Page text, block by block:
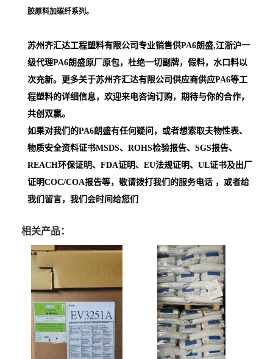
胶原料加碳纤系列。
苏州齐汇达工程塑料有限公司专业销售供PA6朗盛,江浙沪一
级代理PA6朗盛原厂原包，杜绝一切副牌，假料，水口料以
次充新。更多关于苏州齐汇达有限公司供应商供应PA6等工
程塑料的详细信息，欢迎来电咨询订购，期待与你的合作，
共创双赢。
如果对我们的PA6朗盛有任何疑问，或者想索取夫物性表、
物质安全资料证书MSDS、ROHS检验报告、SGS报告、
REACH环保证明、FDA证明、EU法规证明、UL证书及出厂
证明COC/COA报告等，敬请拨打我们的服务电话 ，或者给
我们留言，我们会时间给您们
相关产品：